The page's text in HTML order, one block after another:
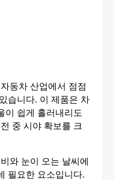
동차 산업에서 점점
습니다. 이 제품은 차
이 쉽게 흘러내리도
중 시야 확보를 크
와 눈이 오는 날씨에
필요한 요소입니다.